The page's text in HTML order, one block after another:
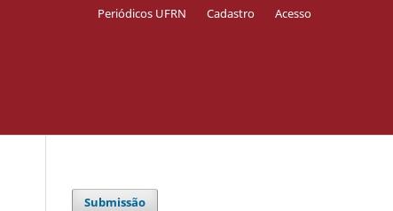
Periódicos UFRN Cadastro Acesso
Submissão